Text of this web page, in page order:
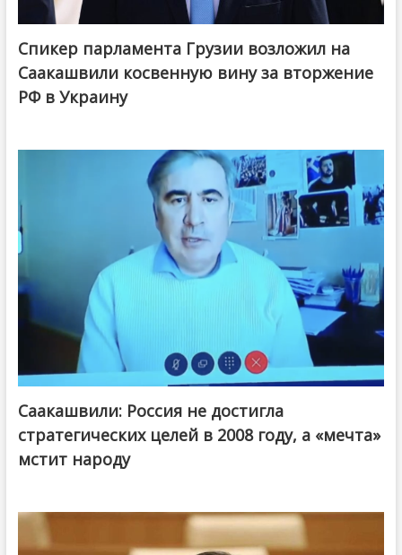
Спикер парламента Грузии возложил на
Саакашвили косвенную вину за вторжение
РФ в Украину
Саакашвили: Россия не достигла
стратегических целей в 2008 году, а «мечта»
мстит народу